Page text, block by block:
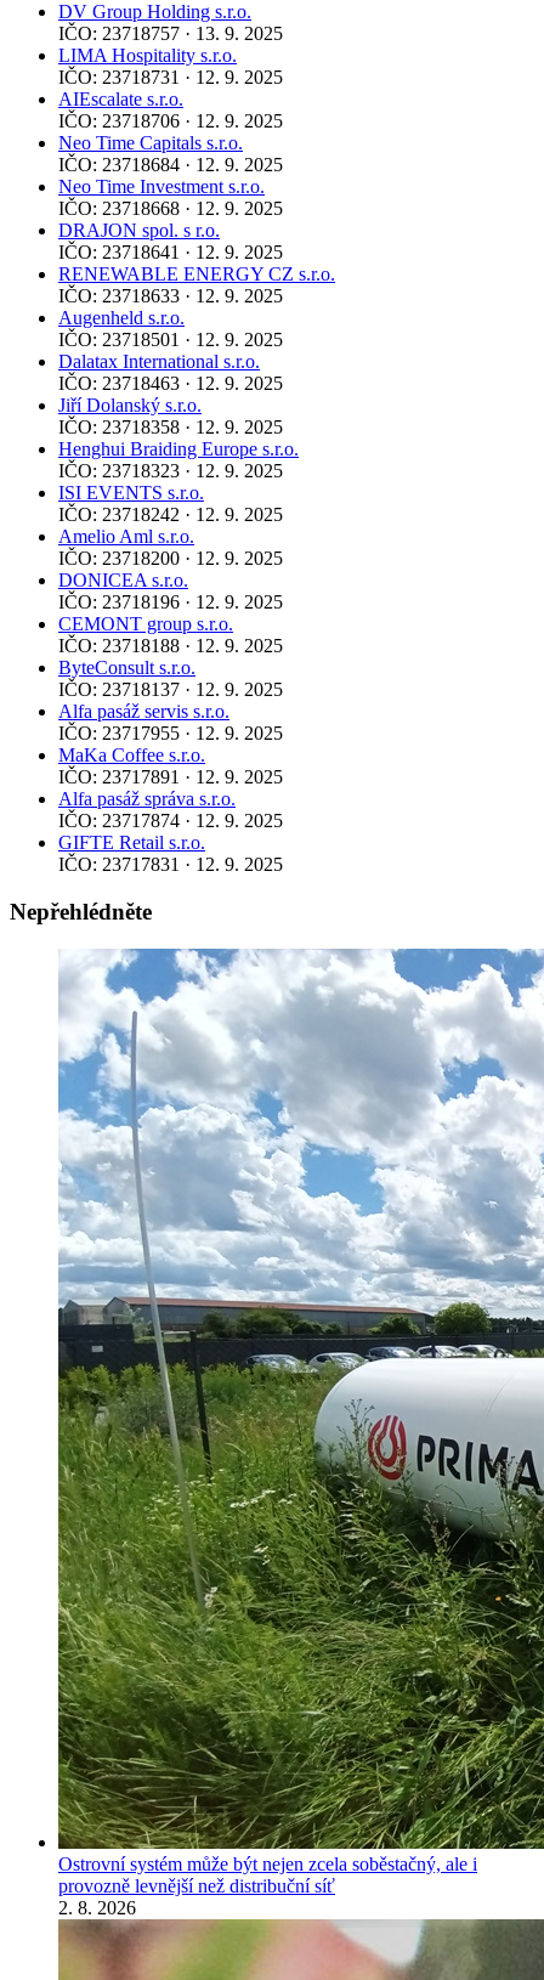
DV Group Holding s.r.o.
IČO: 23718757 · 13. 9. 2025
LIMA Hospitality s.r.o.
IČO: 23718731 · 12. 9. 2025
AIEscalate s.r.o.
IČO: 23718706 · 12. 9. 2025
Neo Time Capitals s.r.o.
IČO: 23718684 · 12. 9. 2025
Neo Time Investment s.r.o.
IČO: 23718668 · 12. 9. 2025
DRAJON spol. s r.o.
IČO: 23718641 · 12. 9. 2025
RENEWABLE ENERGY CZ s.r.o.
IČO: 23718633 · 12. 9. 2025
Augenheld s.r.o.
IČO: 23718501 · 12. 9. 2025
Dalatax International s.r.o.
IČO: 23718463 · 12. 9. 2025
Jiří Dolanský s.r.o.
IČO: 23718358 · 12. 9. 2025
Henghui Braiding Europe s.r.o.
IČO: 23718323 · 12. 9. 2025
ISI EVENTS s.r.o.
IČO: 23718242 · 12. 9. 2025
Amelio Aml s.r.o.
IČO: 23718200 · 12. 9. 2025
DONICEA s.r.o.
IČO: 23718196 · 12. 9. 2025
CEMONT group s.r.o.
IČO: 23718188 · 12. 9. 2025
ByteConsult s.r.o.
IČO: 23718137 · 12. 9. 2025
Alfa pasáž servis s.r.o.
IČO: 23717955 · 12. 9. 2025
MaKa Coffee s.r.o.
IČO: 23717891 · 12. 9. 2025
Alfa pasáž správa s.r.o.
IČO: 23717874 · 12. 9. 2025
GIFTE Retail s.r.o.
IČO: 23717831 · 12. 9. 2025
Nepřehlédněte
Ostrovní systém může být nejen zcela soběstačný, ale i
provozně levnější než distribuční síť
2. 8. 2026